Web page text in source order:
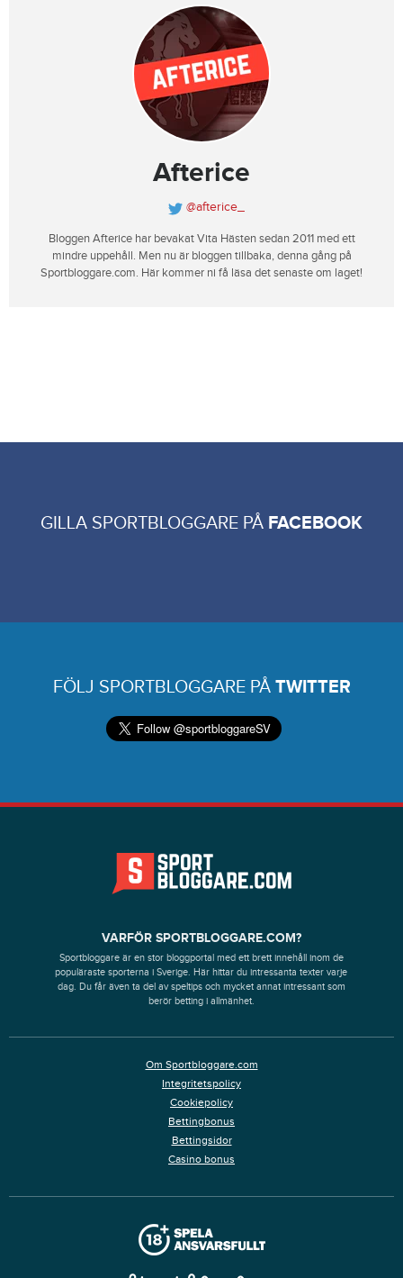
Afterice
@afterice_
Bloggen Afterice har bevakat Vita Hästen sedan 2011 med ett
mindre uppehåll. Men nu är bloggen tillbaka, denna gång på
Sportbloggare.com. Här kommer ni få läsa det senaste om laget!
GILLA SPORTBLOGGARE PÅ FACEBOOK
FÖLJ SPORTBLOGGARE PÅ TWITTER
VARFÖR SPORTBLOGGARE.COM?
Sportbloggare är en stor bloggportal med ett brett innehåll inom de
populäraste sporterna i Sverige. Här hittar du intressanta texter varje
dag. Du får även ta del av speltips och mycket annat intressant som
berör betting i allmänhet.
Om Sportbloggare.com
Integritetspolicy
Cookiepolicy
Bettingbonus
Bettingsidor
Casino bonus